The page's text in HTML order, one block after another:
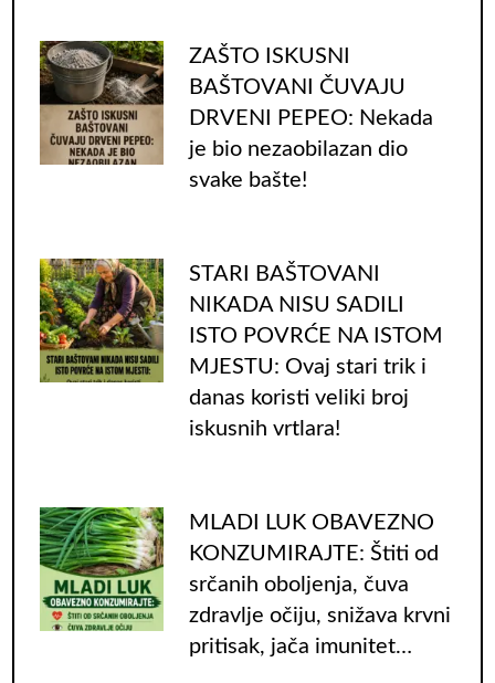
ZAŠTO ISKUSNI
BAŠTOVANI ČUVAJU
DRVENI PEPEO: Nekada
je bio nezaobilazan dio
svake bašte!
STARI BAŠTOVANI
NIKADA NISU SADILI
ISTO POVRĆE NA ISTOM
MJESTU: Ovaj stari trik i
danas koristi veliki broj
iskusnih vrtlara!
MLADI LUK OBAVEZNO
KONZUMIRAJTE: Štiti od
srčanih oboljenja, čuva
zdravlje očiju, snižava krvni
pritisak, jača imunitet…